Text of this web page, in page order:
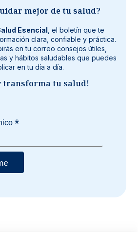
mejor de tu salud?
Esencial, el boletín que te
clara, confiable y práctica.
en tu correo consejos útiles,
y hábitos saludables que puedes
en tu día a día.
transforma tu salud!
*